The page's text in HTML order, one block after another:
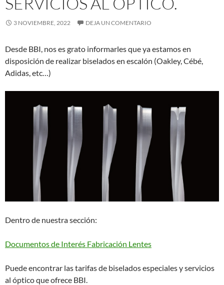
3 NOVIEMBRE, 2022 DEJA UN COMENTARIO
Desde BBI, nos es grato informarles que ya estamos en
disposición de realizar biselados en escalón (Oakley, Cébé,
Adidas, etc…)
Dentro de nuestra sección:
Documentos de Interés Fabricación Lentes
Puede encontrar las tarifas de biselados especiales y servicios
al óptico que ofrece BBI.